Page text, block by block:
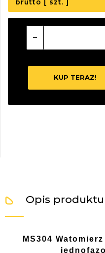
brutto [ szt. ]
KUP TERAZ!
Opis produktu
MS304